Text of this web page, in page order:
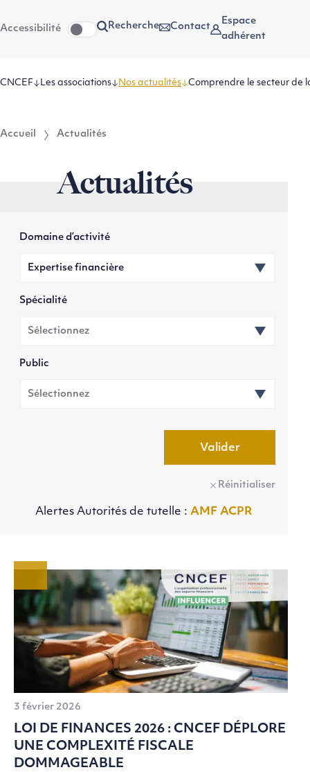
au
contenu
Accessibilité Recherche Contact
Espace
adhérent
CNCEF Les associations Nos actualités Comprendre le secteur de
Accueil Actualités
Actualités
Alertes Autorités de tutelle : AMF ACPR
Domaine d’activité
Spécialité
Public
Valider
Réinitialiser
3 février 2026
LOI DE FINANCES 2026 : CNCEF DÉPLORE
UNE COMPLEXITÉ FISCALE
DOMMAGEABLE